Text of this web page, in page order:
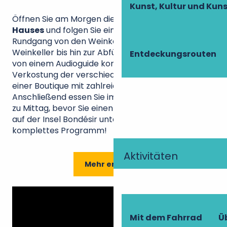
Kunst, Kultur und
Entdeckungsrouten
Aktivitäten
Mit dem Fahrrad
Öffnen Sie am Morgen die Tür des
Hausesund folgen Sie einem kompletten
Rundgang von den Weinkellern über den
Weinkeller bis hin zur Abfüllung. Das Ganze wird
von einem Audioguide kommentiert! Die
Verkostung der verschiedenen Weine findet in
einer Boutique mit zahlreichen Referenzen statt.
Anschließend essen Sie im Restaurant Gueuleton
zu Mittag, bevor Sie einen Verdauungsspaziergang
auf der Insel Bondésir unternehmen. Ein
komplettes Programm!
Mehr erfahren